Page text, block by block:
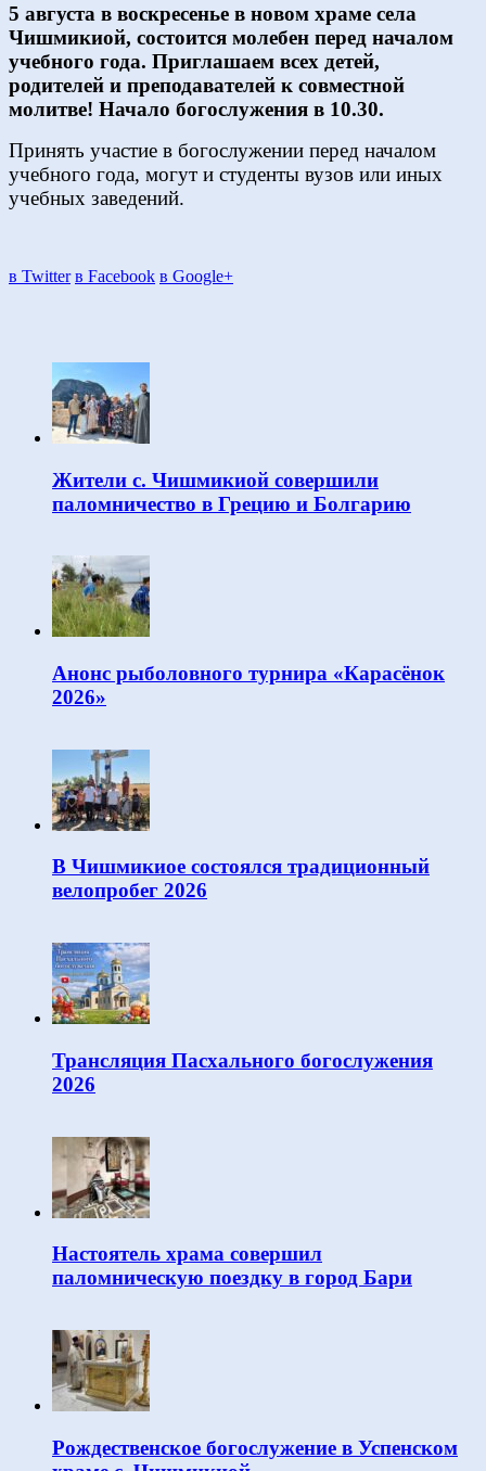
5 августа в воскресенье в новом храме села
Чишмикиой, состоится молебен перед началом
учебного года. Приглашаем всех детей,
родителей и преподавателей к совместной
молитве! Начало богослужения в 10.30.
Принять участие в богослужении перед началом
учебного года, могут и студенты вузов или иных
учебных заведений.
в Twitter в Facebook в Google+
Жители с. Чишмикиой совершили
паломничество в Грецию и Болгарию
Анонс рыболовного турнира «Карасёнок
2026»
В Чишмикиое состоялся традиционный
велопробег 2026
Трансляция Пасхального богослужения
2026
Настоятель храма совершил
паломническую поездку в город Бари
Рождественское богослужение в Успенском